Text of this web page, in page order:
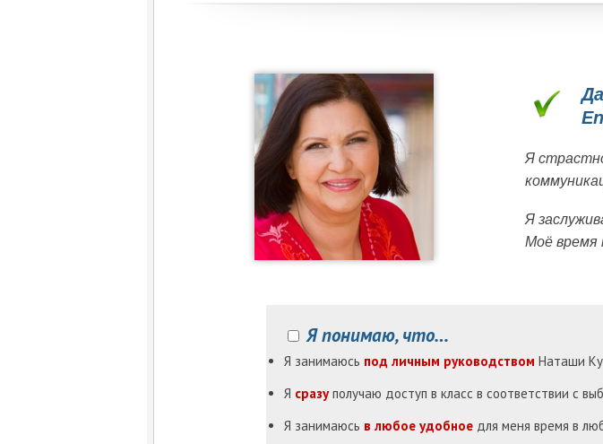
Я
Я
Моё время
Я понимаю, что…
Я занимаюсь под личным руководством Наташи
Я сразуполучаю доступ в класс в соответствии с
Я занимаюсь в любое удобное для меня время в